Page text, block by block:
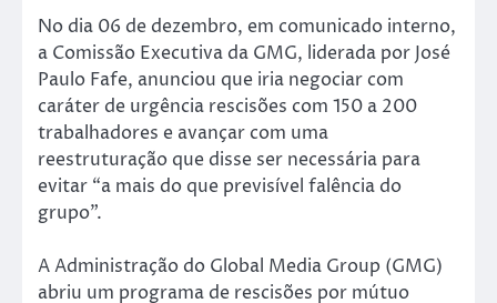
No dia 06 de dezembro, em comunicado interno,
a Comissão Executiva da GMG, liderada por José
Paulo Fafe, anunciou que iria negociar com
caráter de urgência rescisões com 150 a 200
trabalhadores e avançar com uma
reestruturação que disse ser necessária para
evitar “a mais do que previsível falência do
grupo”.
A Administração do Global Media Group (GMG)
abriu um programa de rescisões por mútuo